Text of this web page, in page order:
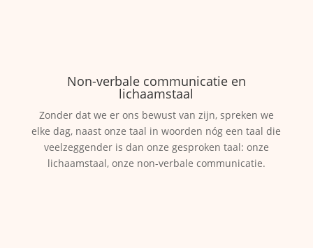
Non-verbale communicatie en
lichaamstaal
Zonder dat we er ons bewust van zijn, spreken we
elke dag, naast onze taal in woorden nóg een taal die
veelzeggender is dan onze gesproken taal: onze
lichaamstaal, onze non-verbale communicatie.